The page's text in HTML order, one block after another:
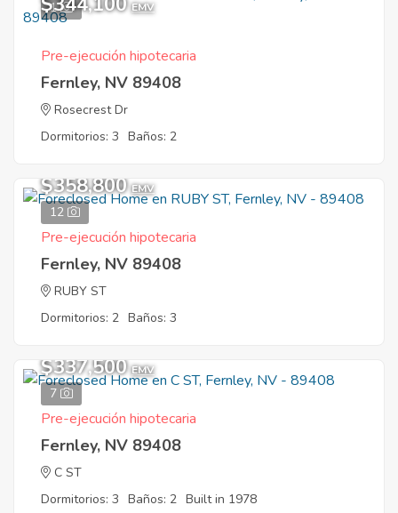
1 EMV
Pre-ejecución hipotecaria
Fernley, NV 89408
Rosecrest Dr
Dormitorios: 3 Baños: 2
12
$358,800 EMV
Pre-ejecución hipotecaria
Fernley, NV 89408
RUBY ST
Dormitorios: 2 Baños: 3
7
$337,500 EMV
Pre-ejecución hipotecaria
Fernley, NV 89408
C ST
Dormitorios: 3 Baños: 2 Built in 1978